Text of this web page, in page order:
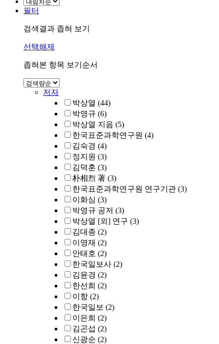
필터
검색결과 좁혀 보기
선택해제
좁혀본 항목 보기순서
저자
박상열 (44)
박영규 (6)
박상열 지음 (5)
한국표준과학연구원 (4)
김숙경 (4)
정지원 (3)
김덕훈 (3)
朴相烈 著 (3)
한국표준과학연구원 연구기관 (3)
이화심 (3)
박영규 공저 (3)
박상열 [외] 연구 (3)
김대종 (2)
이영재 (2)
안태호 (2)
한국일보사 (2)
김윤경 (2)
한선희 (2)
이항 (2)
한국일보 (2)
이은희 (2)
김곤섭 (2)
신광순 (2)